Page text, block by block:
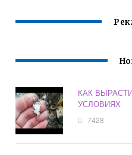
КАК
УСЛОВИЯХ
7428